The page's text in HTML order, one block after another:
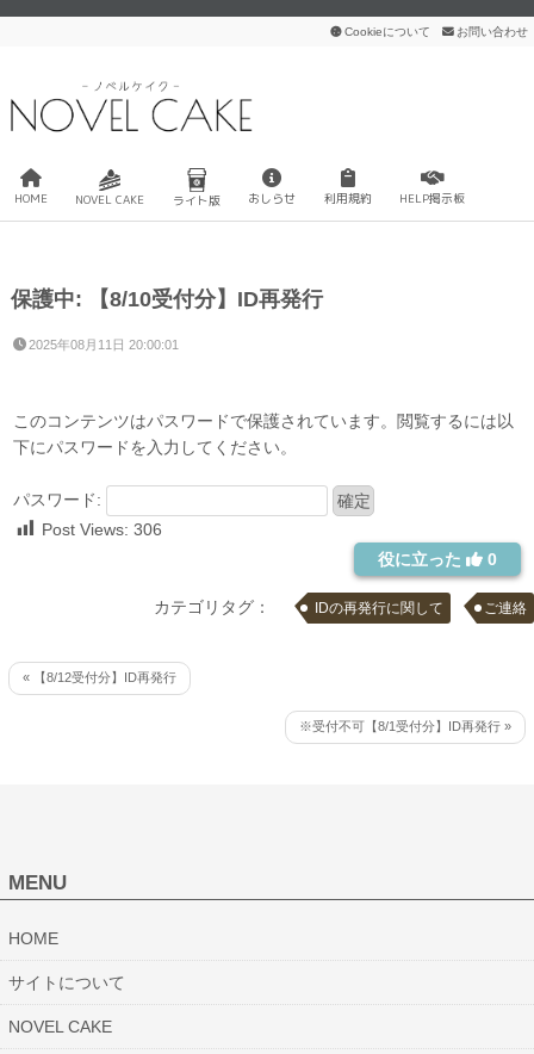
Cookieについて お問い合わせ
HOME NOVEL CAKE ライト版 おしらせ 利用規約 HELP掲示板
保護中: 【8/10受付分】ID再発行
2025年08月11日 20:00:01
このコンテンツはパスワードで保護されています。閲覧するには以
下にパスワードを入力してください。
パスワード:
Post Views: 306
役に立った
0
カテゴリタグ： IDの再発行に関して ご連絡
« 【8/12受付分】ID再発行
※受付不可【8/1受付分】ID再発行 »
MENU
HOME
サイトについて
NOVEL CAKE